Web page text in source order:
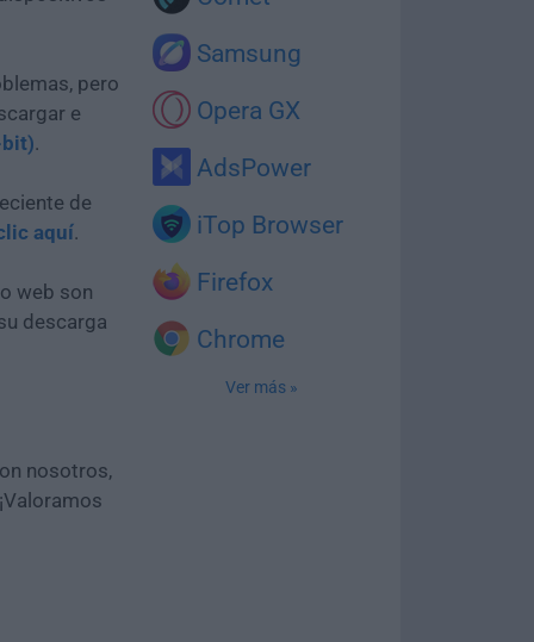
Samsung
Opera GX
AdsPower
iTop Browser
Firefox
Chrome
Ver más »
pero
e
.
de
aquí.
web son
descarga
nosotros,